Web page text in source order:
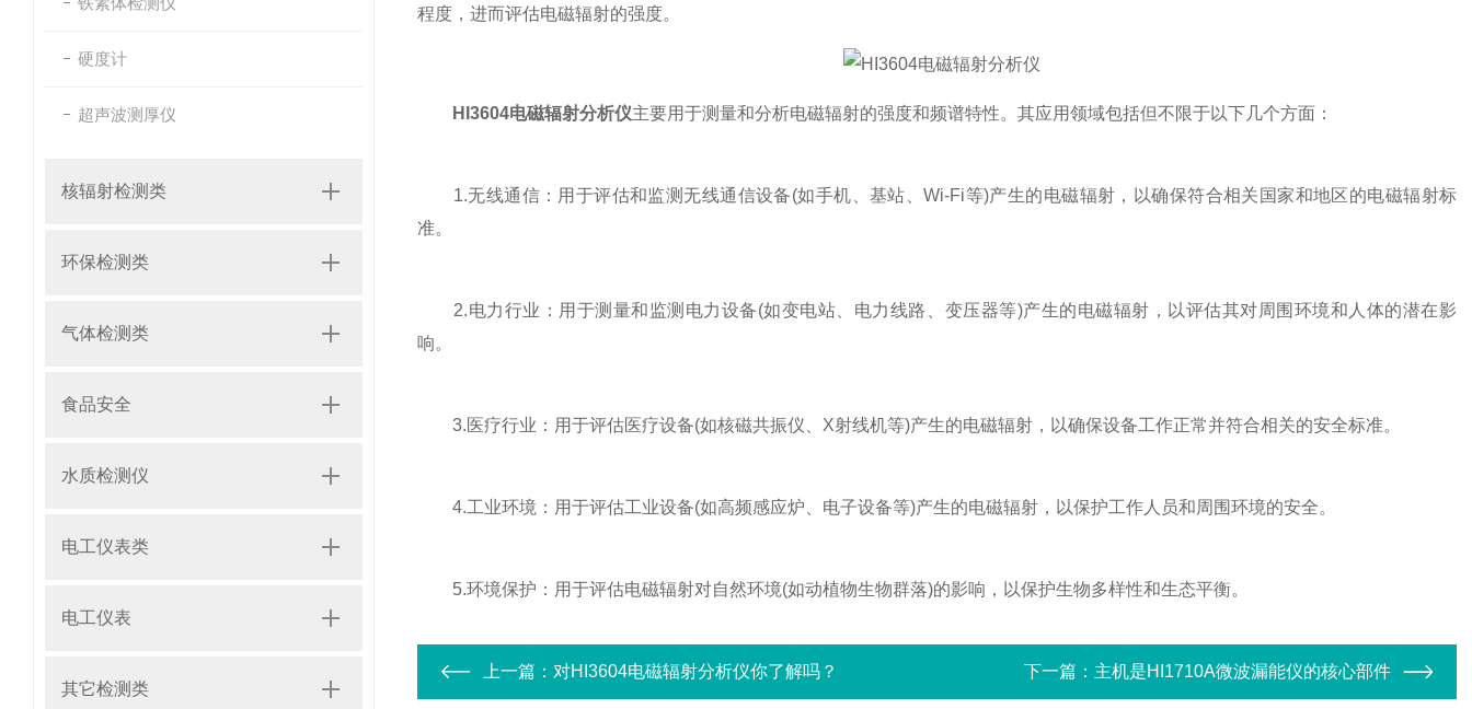
硬度计
超声波测厚仪
核辐射检测类
环保检测类
气体检测类
食品安全
水质检测仪
电工仪表类
电工仪表
其它检测类
程度，进而评估电磁辐射的强度。
HI3604电磁辐射分析仪主要用于测量和分析电磁辐射的强度和频谱特性。其应用领域包括但不限于以下几个方面：
1.无线通信：用于评估和监测无线通信设备(如手机、基站、Wi-Fi等)产生的电磁辐射，以确保符合相关国家和地区的电磁辐射标
准。
2.电力行业：用于测量和监测电力设备(如变电站、电力线路、变压器等)产生的电磁辐射，以评估其对周围环境和人体的潜在影
响。
3.医疗行业：用于评估医疗设备(如核磁共振仪、X射线机等)产生的电磁辐射，以确保设备工作正常并符合相关的安全标准。
4.工业环境：用于评估工业设备(如高频感应炉、电子设备等)产生的电磁辐射，以保护工作人员和周围环境的安全。
5.环境保护：用于评估电磁辐射对自然环境(如动植物生物群落)的影响，以保护生物多样性和生态平衡。
上一篇： 对HI3604电磁辐射分析仪你了解吗？ 下一篇： 主机是HI1710A微波漏能仪的核心部件